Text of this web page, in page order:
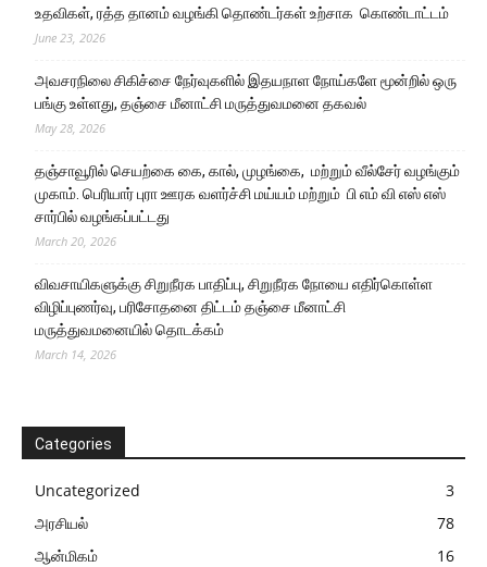
உதவிகள், ரத்த தானம் வழங்கி தொண்டர்கள் உற்சாக கொண்டாட்டம்
June 23, 2026
அவசரநிலை சிகிச்சை நேர்வுகளில் இதயநாள நோய்களே மூன்றில் ஒரு
பங்கு உள்ளது, தஞ்சை மீனாட்சி மருத்துவமனை தகவல்
May 28, 2026
தஞ்சாவூரில் செயற்கை கை, கால், முழங்கை, மற்றும் வீல்சேர் வழங்கும்
முகாம். பெரியார் புரா ஊரக வளர்ச்சி மய்யம் மற்றும் பி எம் வி எஸ் எஸ்
சார்பில் வழங்கப்பட்டது
March 20, 2026
விவசாயிகளுக்கு சிறுநீரக பாதிப்பு, சிறுநீரக நோயை எதிர்கொள்ள
விழிப்புணர்வு, பரிசோதனை திட்டம் தஞ்சை மீனாட்சி
மருத்துவமனையில் தொடக்கம்
March 14, 2026
Categories
Uncategorized
3
அரசியல்
78
ஆன்மிகம்
16